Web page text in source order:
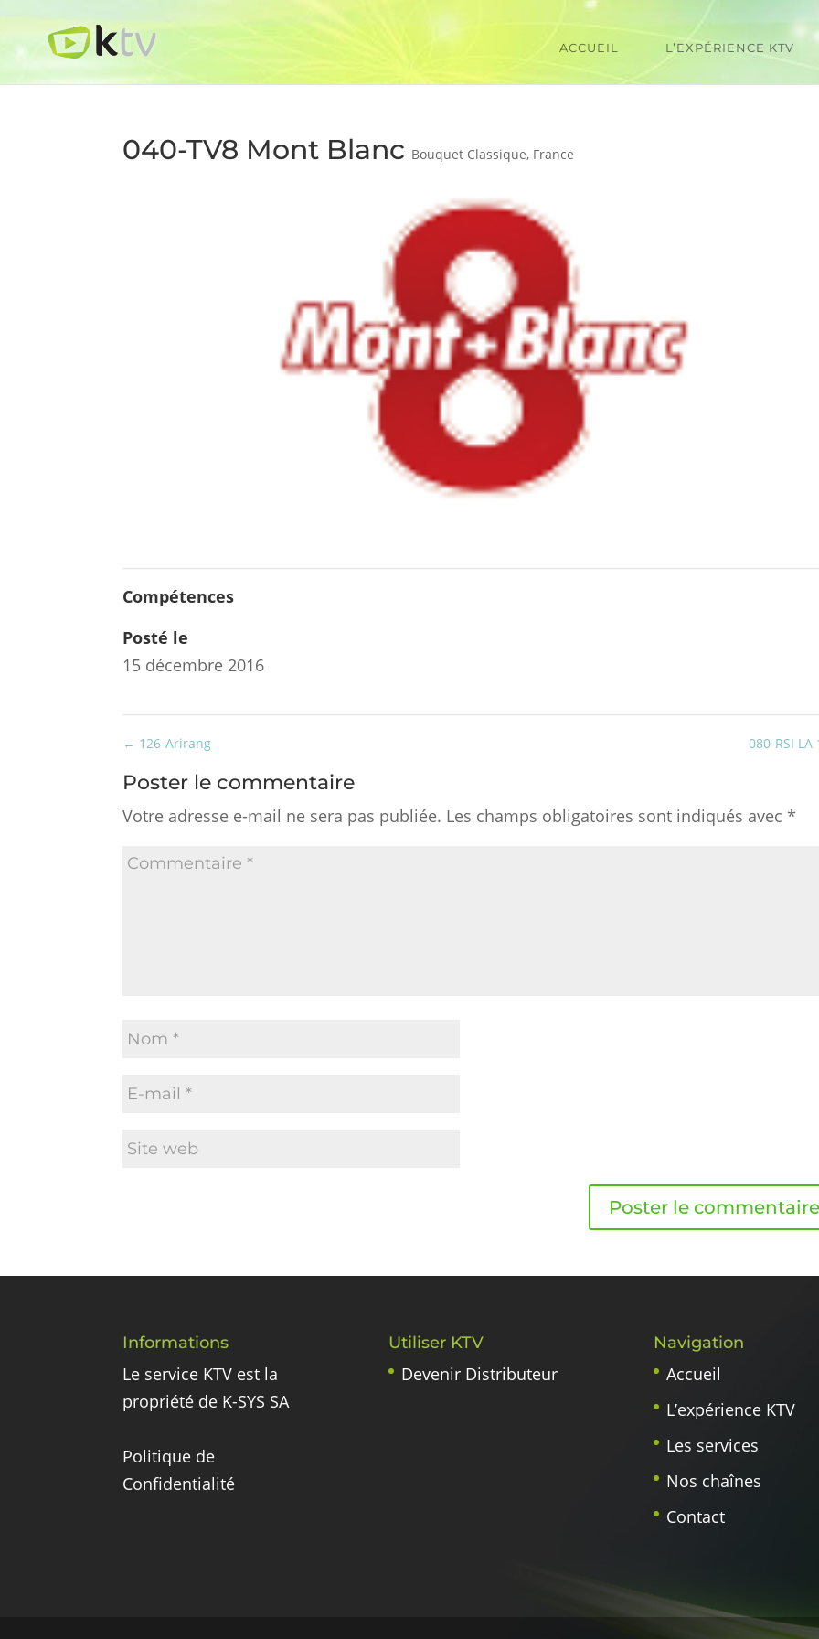
ACCUEIL L’EXPÉRIENCE KTV
040-TV8 Mont Blanc Bouquet Classique, France
Compétences
Posté le
15 décembre 2016
← 126-Arirang 080-RSI
Poster le commentaire
Votre adresse e-mail ne sera pas publiée. Les champs obligatoires sont indiqués avec*
Informations
Le service KTV est la
propriété de K-SYS SA
Politique de
Confidentialité
Utiliser KTV
Devenir Distributeur
Navigation
Accueil
L’expérience KTV
Les services
Nos chaînes
Contact